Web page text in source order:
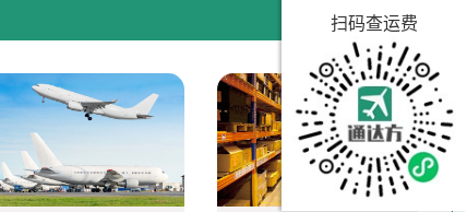
扫码查运费